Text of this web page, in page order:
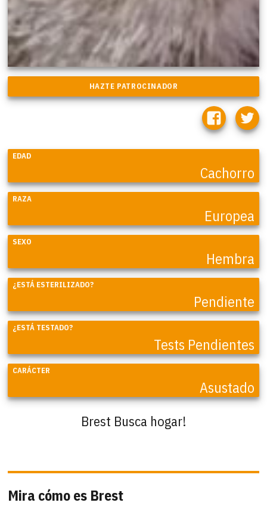
EDAD
Cachorro
RAZA
Europea
SEXO
Hembra
¿ESTÁ ESTERILIZADO?
Pendiente
¿ESTÁ TESTADO?
Tests Pendientes
CARÁCTER
Asustado
Brest Busca hogar!
Mira cómo es Brest